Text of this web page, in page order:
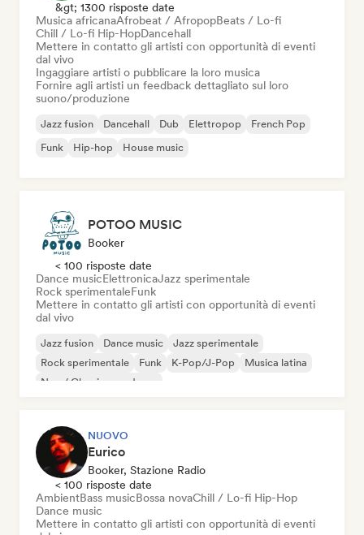
&gt; 1300 risposte date
Musica africanaAfrobeat / AfropopBeats / Lo-fi
Chill / Lo-fi Hip-HopDancehall
Mettere in contatto gli artisti con opportunità di eventi
dal vivo
Ingaggiare artisti o pubblicare la loro musica
Fornire agli artisti un feedback dettagliato sul loro
suono/produzione
Jazz fusion Dancehall Dub Elettropop
French Pop
Funk
Hip-hop House music
POTOO MUSIC
Booker
< 100 risposte date
Dance musicElettronicaJazz sperimentale
Rock sperimentaleFunk
Mettere in contatto gli artisti con opportunità di eventi
dal vivo
Jazz fusion Dance music
Jazz sperimentale
Rock sperimentale
Funk K-Pop/J-Pop
Musica latina
Neo / Classico moderno
NUOVO
Eurico
Booker, Stazione Radio
< 100 risposte date
AmbientBass musicBossa novaChill / Lo-fi Hip-Hop
Dance music
Mettere in contatto gli artisti con opportunità di eventi